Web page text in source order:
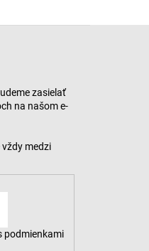
zasielať
na našom e-
podmienkami